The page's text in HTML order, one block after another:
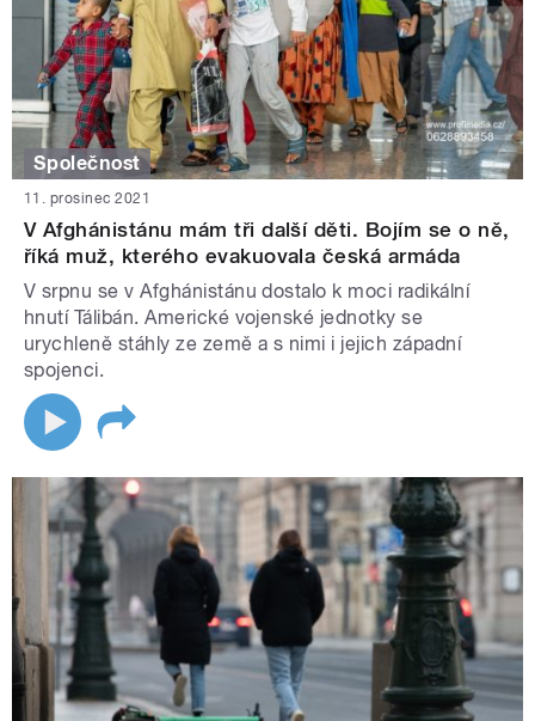
Společnost
11. prosinec 2021
V Afghánistánu mám tři další děti. Bojím se o ně,
říká muž, kterého evakuovala česká armáda
V srpnu se v Afghánistánu dostalo k moci radikální
hnutí Tálibán. Americké vojenské jednotky se
urychleně stáhly ze země a s nimi i jejich západní
spojenci.